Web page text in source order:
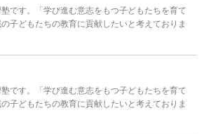
です。「学び進む意志をもつ子どもたちを育て
子どもたちの教育に貢献したいと考えておりま
です。「学び進む意志をもつ子どもたちを育て
子どもたちの教育に貢献したいと考えておりま